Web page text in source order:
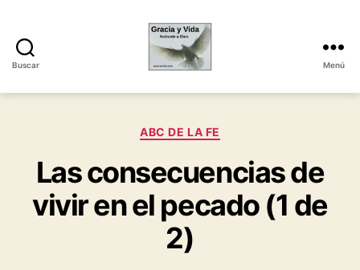
Buscar
y
Menú
Categorías
ABC DE LA FE
Las consecuencias de
vivir en el pecado (1 de
2)